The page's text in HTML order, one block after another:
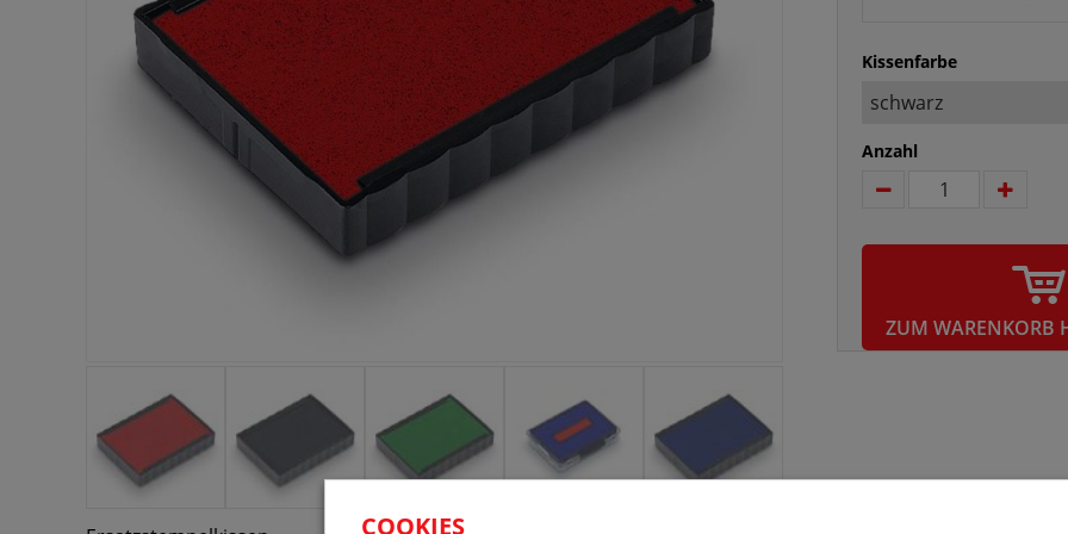
COOKIES
Kissenfarbe
Anzahl
ZUM WARENKORB